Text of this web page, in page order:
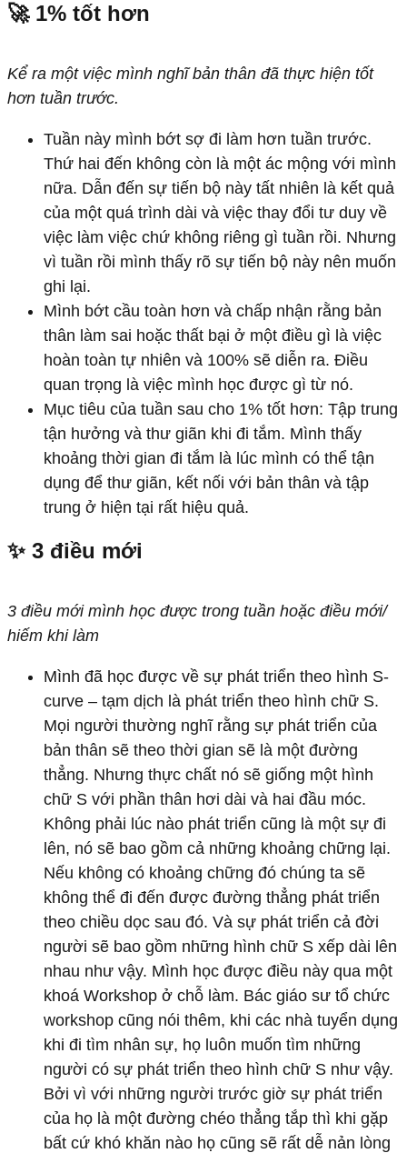
🚀 1% tốt hơn
Kể ra một việc mình nghĩ bản thân đã thực hiện tốt
hơn tuần trước.
Tuần này mình bớt sợ đi làm hơn tuần trước.
Thứ hai đến không còn là một ác mộng với mình
nữa. Dẫn đến sự tiến bộ này tất nhiên là kết quả
của một quá trình dài và việc thay đổi tư duy về
việc làm việc chứ không riêng gì tuần rồi. Nhưng
vì tuần rồi mình thấy rõ sự tiến bộ này nên muốn
ghi lại.
Mình bớt cầu toàn hơn và chấp nhận rằng bản
thân làm sai hoặc thất bại ở một điều gì là việc
hoàn toàn tự nhiên và 100% sẽ diễn ra. Điều
quan trọng là việc mình học được gì từ nó.
Mục tiêu của tuần sau cho 1% tốt hơn: Tập trung
tận hưởng và thư giãn khi đi tắm. Mình thấy
khoảng thời gian đi tắm là lúc mình có thể tận
dụng để thư giãn, kết nối với bản thân và tập
trung ở hiện tại rất hiệu quả.
✨ 3 điều mới
3 điều mới mình học được trong tuần hoặc điều mới/
hiếm khi làm
Mình đã học được về sự phát triển theo hình S-
curve – tạm dịch là phát triển theo hình chữ S.
Mọi người thường nghĩ rằng sự phát triển của
bản thân sẽ theo thời gian sẽ là một đường
thẳng. Nhưng thực chất nó sẽ giống một hình
chữ S với phần thân hơi dài và hai đầu móc.
Không phải lúc nào phát triển cũng là một sự đi
lên, nó sẽ bao gồm cả những khoảng chững lại.
Nếu không có khoảng chững đó chúng ta sẽ
không thể đi đến được đường thẳng phát triển
theo chiều dọc sau đó. Và sự phát triển cả đời
người sẽ bao gồm những hình chữ S xếp dài lên
nhau như vậy. Mình học được điều này qua một
khoá Workshop ở chỗ làm. Bác giáo sư tổ chức
workshop cũng nói thêm, khi các nhà tuyển dụng
khi đi tìm nhân sự, họ luôn muốn tìm những
người có sự phát triển theo hình chữ S như vậy.
Bởi vì với những người trước giờ sự phát triển
của họ là một đường chéo thẳng tắp thì khi gặp
bất cứ khó khăn nào họ cũng sẽ rất dễ nản lòng